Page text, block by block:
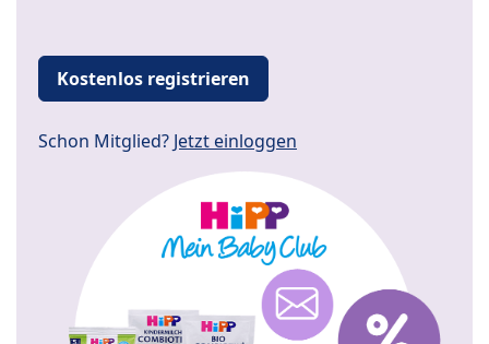
Kostenlos registrieren
Schon Mitglied? Jetzt einloggen